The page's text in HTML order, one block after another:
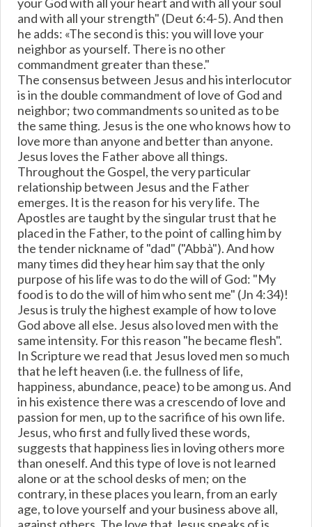
and with all your strength" (Deut 6:4-5). And then
he adds: «The second is this: you will love your
neighbor as yourself. There is no other
commandment greater than these."
The consensus between Jesus and his interlocutor
is in the double commandment of love of God and
neighbor; two commandments so united as to be
the same thing. Jesus is the one who knows how to
love more than anyone and better than anyone.
Jesus loves the Father above all things.
Throughout the Gospel, the very particular
relationship between Jesus and the Father
emerges. It is the reason for his very life. The
Apostles are taught by the singular trust that he
placed in the Father, to the point of calling him by
the tender nickname of "dad" ("Abbà"). And how
many times did they hear him say that the only
purpose of his life was to do the will of God: "My
food is to do the will of him who sent me" (Jn 4:34)!
Jesus is truly the highest example of how to love
God above all else. Jesus also loved men with the
same intensity. For this reason "he became flesh".
In Scripture we read that Jesus loved men so much
that he left heaven (i.e. the fullness of life,
happiness, abundance, peace) to be among us. And
in his existence there was a crescendo of love and
passion for men, up to the sacrifice of his own life.
Jesus, who first and fully lived these words,
suggests that happiness lies in loving others more
than oneself. And this type of love is not learned
alone or at the school desks of men; on the
contrary, in these places you learn, from an early
age, to love yourself and your business above all,